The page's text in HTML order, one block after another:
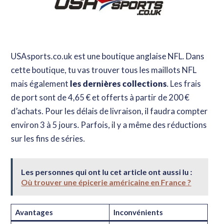
USAsports.co.uk est une boutique anglaise NFL. Dans
cette boutique, tu vas trouver tous les maillots NFL
mais également les dernières collections. Les frais
de port sont de 4,65 € et offerts à partir de 200 €
d’achats. Pour les délais de livraison, il faudra compter
environ 3 à 5 jours. Parfois, il y a même des réductions
sur les fins de séries.
Les personnes qui ont lu cet article ont aussi lu :
Où trouver une épicerie américaine en France ?
Avantages
Inconvénients